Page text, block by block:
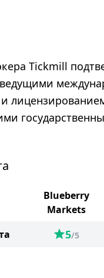
Tickmill
ведущими
Blueberry
Markets
5/5